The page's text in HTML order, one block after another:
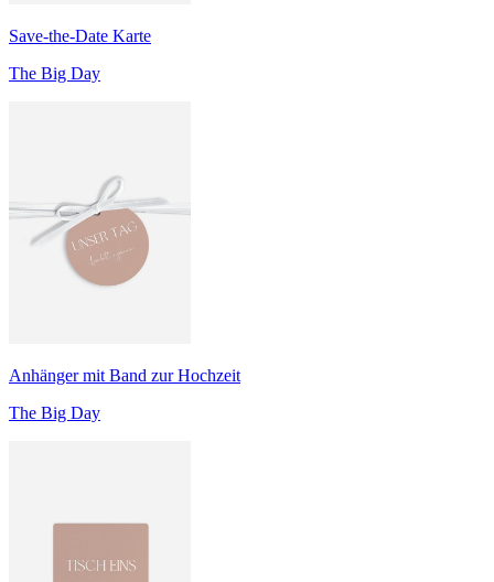
Save-the-Date Karte
The Big Day
Anhänger mit Band zur Hochzeit
The Big Day